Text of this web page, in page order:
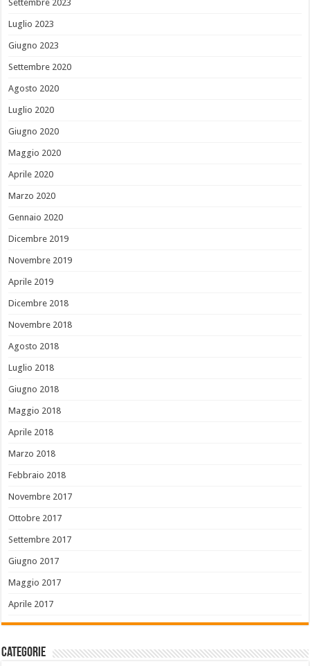
Settembre 2023
Luglio 2023
Giugno 2023
Settembre 2020
Agosto 2020
Luglio 2020
Giugno 2020
Maggio 2020
Aprile 2020
Marzo 2020
Gennaio 2020
Dicembre 2019
Novembre 2019
Aprile 2019
Dicembre 2018
Novembre 2018
Agosto 2018
Luglio 2018
Giugno 2018
Maggio 2018
Aprile 2018
Marzo 2018
Febbraio 2018
Novembre 2017
Ottobre 2017
Settembre 2017
Giugno 2017
Maggio 2017
Aprile 2017
Categorie